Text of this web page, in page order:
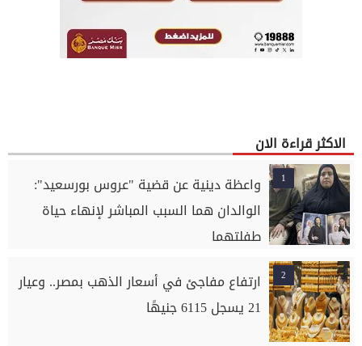
الاكثر قراءة الان
1
واعظة دينية عن قضية "عروس بورسعيد":
الوالدان هما السبب المباشر لإنهاء حياة
طفلتهما
2
ارتفاع مفاجئ في أسعار الذهب بمصر.. وعيار
21 يسجل 6115 جنيهًا